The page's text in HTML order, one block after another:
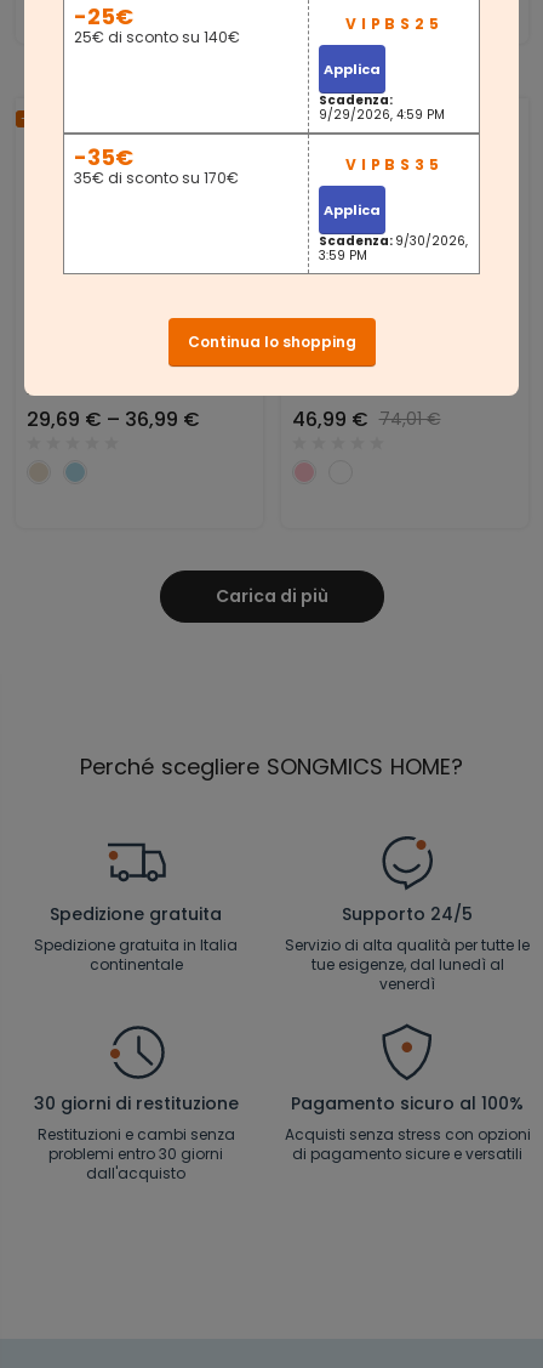
-29%
Porta Giochi Per Bambini
Impilabili E Pieghevoli
Tema Spazio
29,69 € – 36,99 €
-37%
SONGMICS Armadio
Cubi Con Ante Per
Bambini
46,99 € 74,01 €
Carica di più
Perché scegliere SONGMICS HOME?
Spedizione gratuita
Spedizione gratuita in Italia
continentale
Supporto 24/5
Servizio di alta qualità per tutte le
tue esigenze, dal lunedì al
venerdì
30 giorni di restituzione
Restituzioni e cambi senza
problemi entro 30 giorni
dall'acquisto
Pagamento sicuro al 100%
Acquisti senza stress con opzioni
di pagamento sicure e versatili
-25€
25€ di sconto su 140€
Applica
Scadenza:
9/29/2026, 4:59 PM
-35€
35€ di sconto su 170€
Applica
Scadenza: 9/30/2026,
3:59 PM
Continua lo shopping